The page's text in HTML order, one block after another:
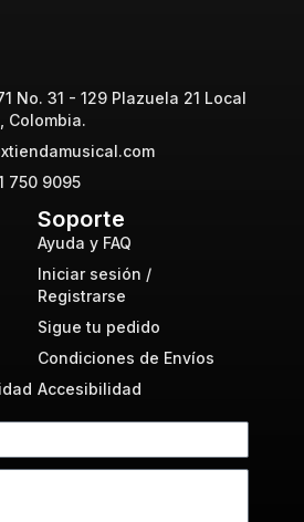
No. 31 - 129 Plazuela 21 Local
Colombia.
750 9095
Soporte
Ayuda y FAQ
Iniciar sesión /
Registrarse
Sigue tu pedido
Condiciones de Envíos
Accesibilidad